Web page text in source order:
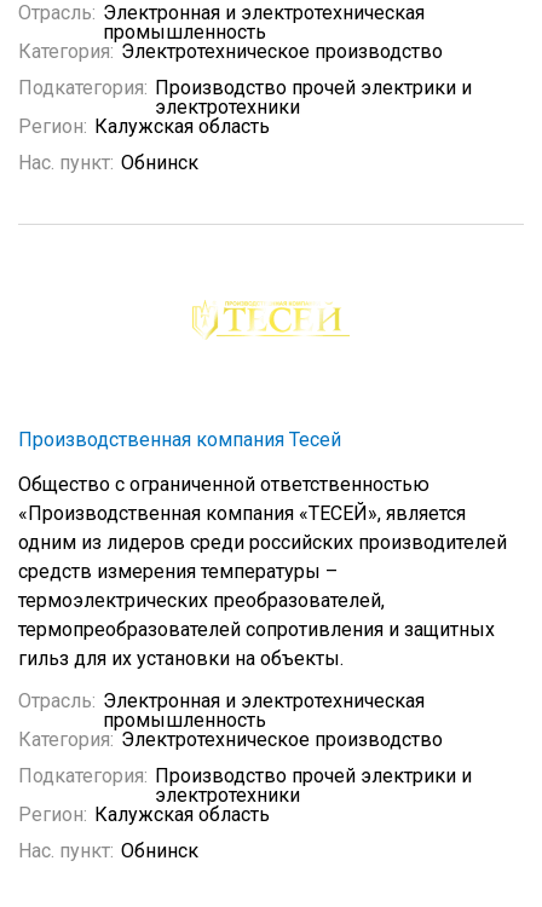
Отрасль: Электронная и электротехническая
промышленность
Категория: Электротехническое производство
Подкатегория: Производство прочей электрики и
электротехники
Регион: Калужская область
Нас. пункт: Обнинск
Производственная компания Тесей
Общество с ограниченной ответственностью
«Производственная компания «ТЕСЕЙ», является
одним из лидеров среди российских производителей
средств измерения температуры –
термоэлектрических преобразователей,
термопреобразователей сопротивления и защитных
гильз для их установки на объекты.
Отрасль: Электронная и электротехническая
промышленность
Категория: Электротехническое производство
Подкатегория: Производство прочей электрики и
электротехники
Регион: Калужская область
Нас. пункт: Обнинск